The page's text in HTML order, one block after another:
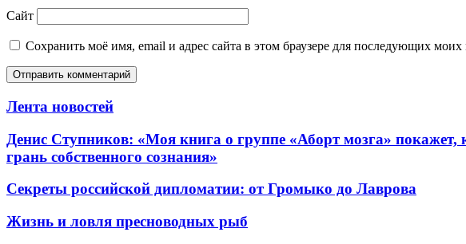
Сайт
Сохранить моё имя, email и адрес сайта в этом браузере для последующих моих
Лента новостей
Денис Ступников: «Моя книга о группе «Аборт мозга» покажет,
грань собственного сознания»
Секреты российской дипломатии: от Громыко до Лаврова
Жизнь и ловля пресноводных рыб